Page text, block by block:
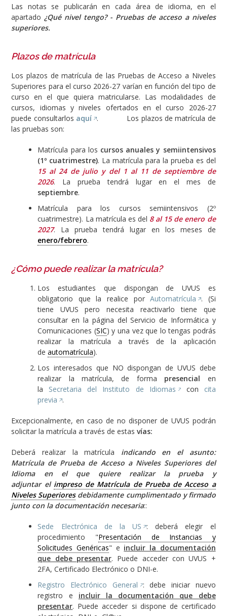
Las notas se publicarán en cada área de idioma, en el
apartado ¿Qué nivel tengo? - Pruebas de acceso a niveles
superiores.
Plazos de matrícula
Los plazos de matrícula de las Pruebas de Acceso a Niveles
Superiores para el curso 2026-27 varían en función del tipo de
curso en el que quiera matricularse. Las modalidades de
cursos, idiomas y niveles ofertados en el curso 2026-27
puede consultarlos aquí . Los plazos de matrícula de
las pruebas son:
Matrícula para los cursos anuales y semiintensivos
(1º cuatrimestre). La matrícula para la prueba es del
15 al 24 de julio y del 1 al 11 de septiembre de
2026. La prueba tendrá lugar en el mes de
septiembre.
Matrícula para los cursos semiintensivos (2º
cuatrimestre). La matrícula es del 8 al 15 de enero de
2027. La prueba tendrá lugar en los meses de
enero/febrero.
¿Cómo puede realizar la matrícula?
Los estudiantes que dispongan de UVUS es
obligatorio que la realice porAutomatrícula
. (Si
tiene UVUS pero necesita reactivarlo tiene que
consultar en la página del Servicio de Informática y
Comunicaciones (SIC) y una vez que lo tengas podrás
realizar la matrícula a través de la aplicación
deautomatrícula).
Los interesados que NO dispongan de UVUS debe
realizar la matrícula, de forma presencial en
la Secretaria del Instituto de Idiomas con cita
previa
.
Excepcionalmente, en caso de no disponer de UVUS podrán
solicitar la matrícula a través de estasvías:
Deberá realizar la matrícula indicando en el asunto:
Matrícula de Prueba de Acceso a Niveles Superiores del
Idioma en el que quiere realizar la prueba y
adjuntar el impreso de Matrícula de Prueba de Acceso a
Niveles Superioresdebidamente cumplimentado y firmado
junto con la documentación necesaria::
Sede Electrónica de la US
: deberá elegir el
procedimiento "Presentación de Instancias y
Solicitudes Genéricas" e incluir la documentación
que debe presentar. Puede acceder con UVUS +
2FA, Certificado Electrónico o DNI-e.
Registro Electrónico General : debe iniciar nuevo
registro e incluir la documentación que debe
presentar. Puede acceder si dispone de certificado